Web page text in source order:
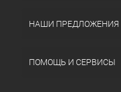
НАШИ ПРЕДЛОЖЕНИЯ
ПОМОЩЬ И СЕРВИСЫ